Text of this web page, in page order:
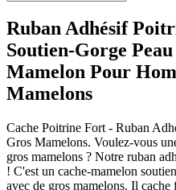
Ruban Adhésif
Soutien-Gorge
Mamelon Pour
Mamelons
Cache Poitrine Fort - Ruban
Gros Mamelons. Voulez-vous
gros mamelons ? Notre ruban
! C'est un cache-mamelon
avec de gros mamelons. Il